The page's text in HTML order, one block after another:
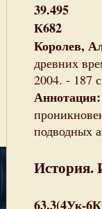
39.495
К682
Королев,
древних
2004. - 187
подводных
История.
63.3(4Ук-